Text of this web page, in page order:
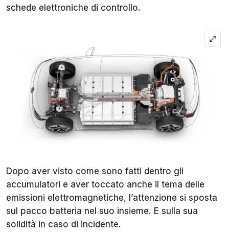
schede elettroniche di controllo.
Dopo aver visto come sono fatti dentro gli
accumulatori e aver toccato anche il tema delle
emissioni elettromagnetiche, l’attenzione si sposta
sul pacco batteria nel suo insieme. E sulla sua
solidità in caso di incidente.